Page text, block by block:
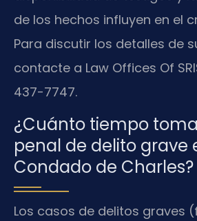
de los hechos influyen en el
Para discutir los detalles de
contacte a Law Offices Of
437-7747.
¿Cuánto tiempo
penal de delito grave
Condado de Charles?
Los casos de delitos graves